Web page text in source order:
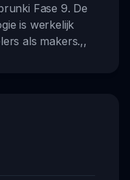
Fase 9. De
is werkelijk
als makers.,,